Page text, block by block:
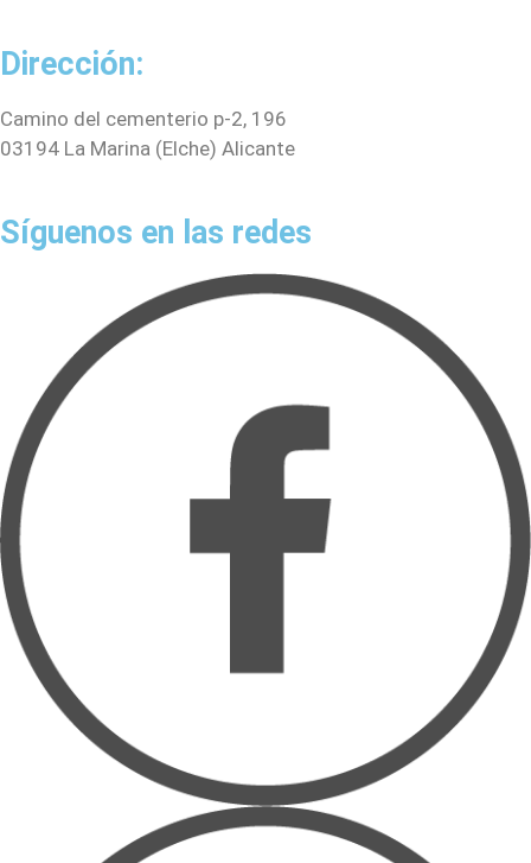
Dirección:
Camino del cementerio p-2, 196
03194 La Marina (Elche) Alicante
Síguenos en las redes